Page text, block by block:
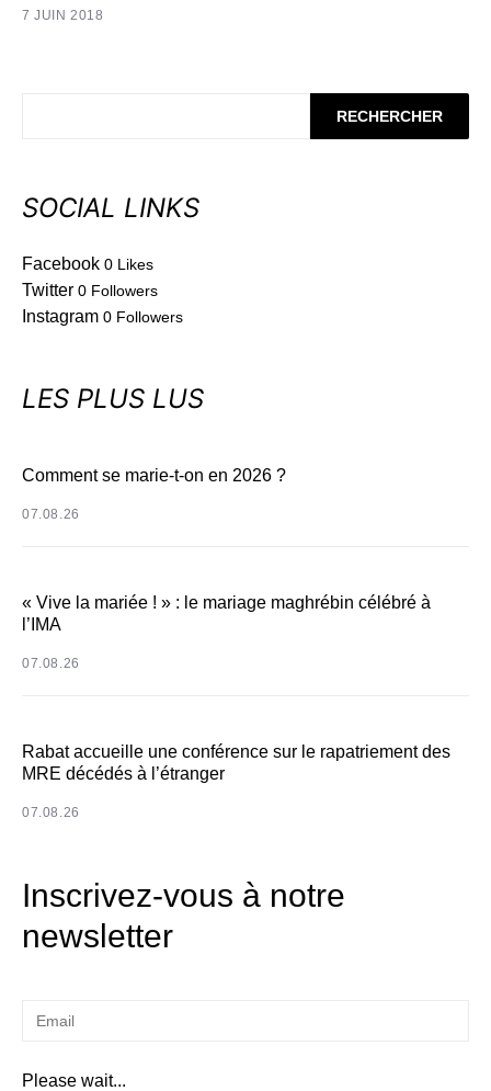
7 JUIN 2018
RECHERCHER
SOCIAL LINKS
Facebook 0 Likes
Twitter 0 Followers
Instagram 0 Followers
LES PLUS LUS
Comment se marie-t-on en 2026 ?
07.08.26
« Vive la mariée ! » : le mariage maghrébin célébré à
l’IMA
07.08.26
Rabat accueille une conférence sur le rapatriement des
MRE décédés à l’étranger
07.08.26
Inscrivez-vous à notre
newsletter
Please wait...